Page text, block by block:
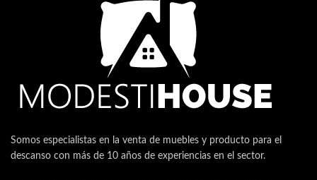
Somos especialistas en la venta de muebles y producto para el
descanso con más de 10 años de experiencias en el sector.